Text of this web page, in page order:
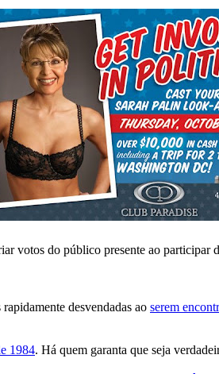
votos do público presente ao
desvendadas ao serem
1984. Há quem garanta que seja